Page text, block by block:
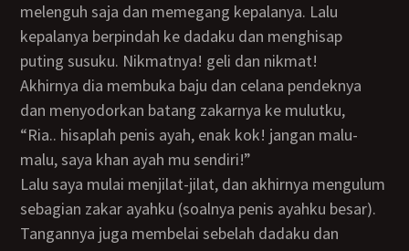
melenguh saja dan memegang kepalanya. Lalu
kepalanya berpindah ke dadaku dan menghisap
puting susuku. Nikmatnya! geli dan nikmat!
Akhirnya dia membuka baju dan celana pendeknya
dan menyodorkan batang zakarnya ke mulutku,
“Ria.. hisaplah penis ayah, enak kok! jangan malu-
malu, saya khan ayah mu sendiri!”
Lalu saya mulai menjilat-jilat, dan akhirnya mengulum
sebagian zakar ayahku (soalnya penis ayahku besar).
Tangannya juga membelai sebelah dadaku dan